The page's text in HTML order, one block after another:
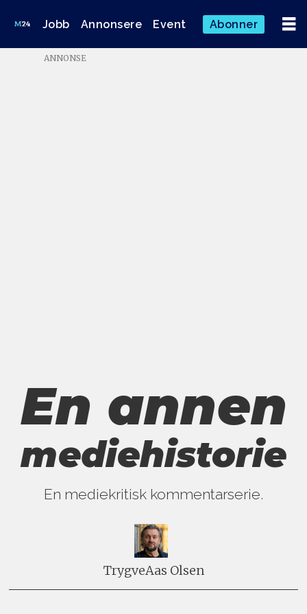
Jobb Annonsere Event Abonner
ANNONSE
En annen
mediehistorie
En mediekritisk kommentarserie.
TrygveAas Olsen